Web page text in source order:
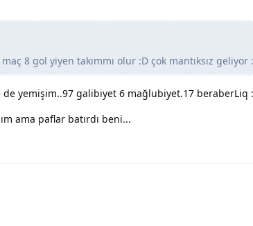
8 gol yiyen takımmı olur :D çok mantıksız geliyor
de yemişim..97 galibiyet 6 mağlubiyet.17 beraberLiq
ama paflar batırdı beni...